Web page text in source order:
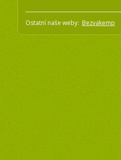
Ostatní naše weby: Bezvakemp